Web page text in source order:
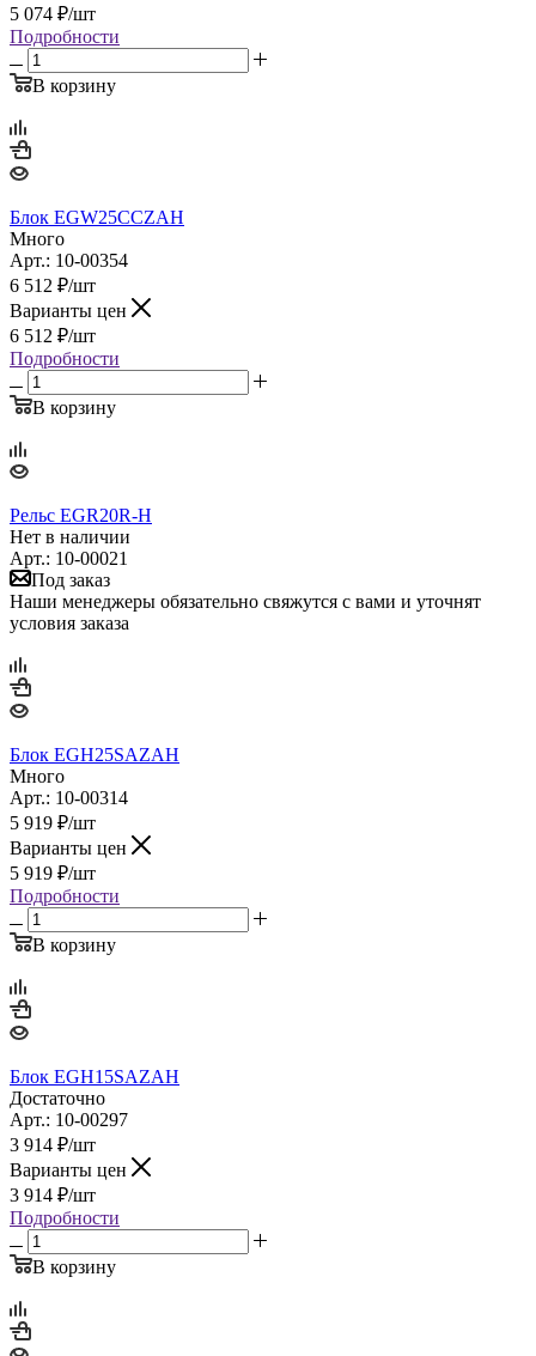
5 074 ₽/шт
Подробности
В корзину
Блок EGW25CCZAH
Много
Арт.: 10-00354
6 512 ₽/шт
Варианты цен
6 512 ₽/шт
Подробности
В корзину
Рельс EGR20R-H
Нет в наличии
Арт.: 10-00021
Под заказ
Наши менеджеры обязательно свяжутся с вами и уточнят
условия заказа
Блок EGH25SAZAH
Много
Арт.: 10-00314
5 919 ₽/шт
Варианты цен
5 919 ₽/шт
Подробности
В корзину
Блок EGH15SAZAH
Достаточно
Арт.: 10-00297
3 914 ₽/шт
Варианты цен
3 914 ₽/шт
Подробности
В корзину